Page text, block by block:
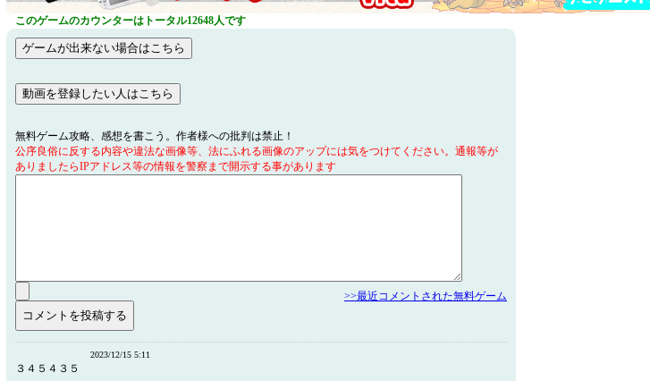
このゲームのカウンターはトータル12648人です
無料ゲーム攻略、感想を書こう。作者様への批判は禁止！
公序良俗に反する内容や違法な画像等、法にふれる画像のアップには気をつけてください。通報等が
ありましたらIPアドレス等の情報を警察まで開示する事があります
>>最近コメントされた無料ゲーム
2023/12/15 5:11
３４５４３５